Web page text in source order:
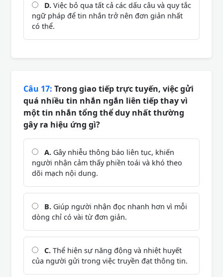
D. Việc bỏ qua tất cả các dấu câu và quy tắc
ngữ pháp để tin nhắn trở nên đơn giản nhất
có thể.
Câu 17: Trong giao tiếp trực tuyến, việc gửi
quá nhiều tin nhắn ngắn liên tiếp thay vì
một tin nhắn tổng thể duy nhất thường
gây ra hiệu ứng gì?
A. Gây nhiễu thông báo liên tục, khiến
người nhận cảm thấy phiền toái và khó theo
dõi mạch nội dung.
B. Giúp người nhận đọc nhanh hơn vì mỗi
dòng chỉ có vài từ đơn giản.
C. Thể hiện sự năng động và nhiệt huyết
của người gửi trong việc truyền đạt thông tin.